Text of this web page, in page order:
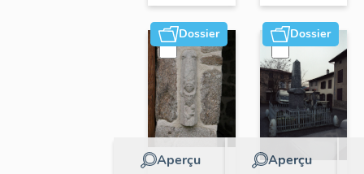
sous-
Couzan
Couzan
Dossier
Aperçu
Dossier
Aperçu